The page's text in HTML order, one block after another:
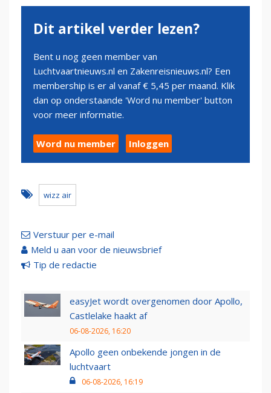
Dit artikel verder lezen?
Bent u nog geen member van
Luchtvaartnieuws.nl en Zakenreisnieuws.nl? Een
membership is er al vanaf € 5,45 per maand. Klik
dan op onderstaande 'Word nu member' button
voor meer informatie.
Word nu member Inloggen
wizz air
Verstuur per e-mail
Meld u aan voor de nieuwsbrief
Tip de redactie
easyJet wordt overgenomen door Apollo,
Castlelake haakt af
06-08-2026, 16:20
Apollo geen onbekende jongen in de
luchtvaart
06-08-2026, 16:19